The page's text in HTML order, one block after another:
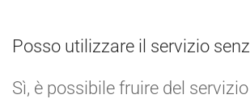
Posso utilizzare il servizio
Sì, è possibile fruire del